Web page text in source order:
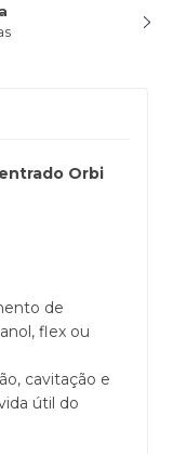
Orbi
de
flex ou
cavitação e
útil do